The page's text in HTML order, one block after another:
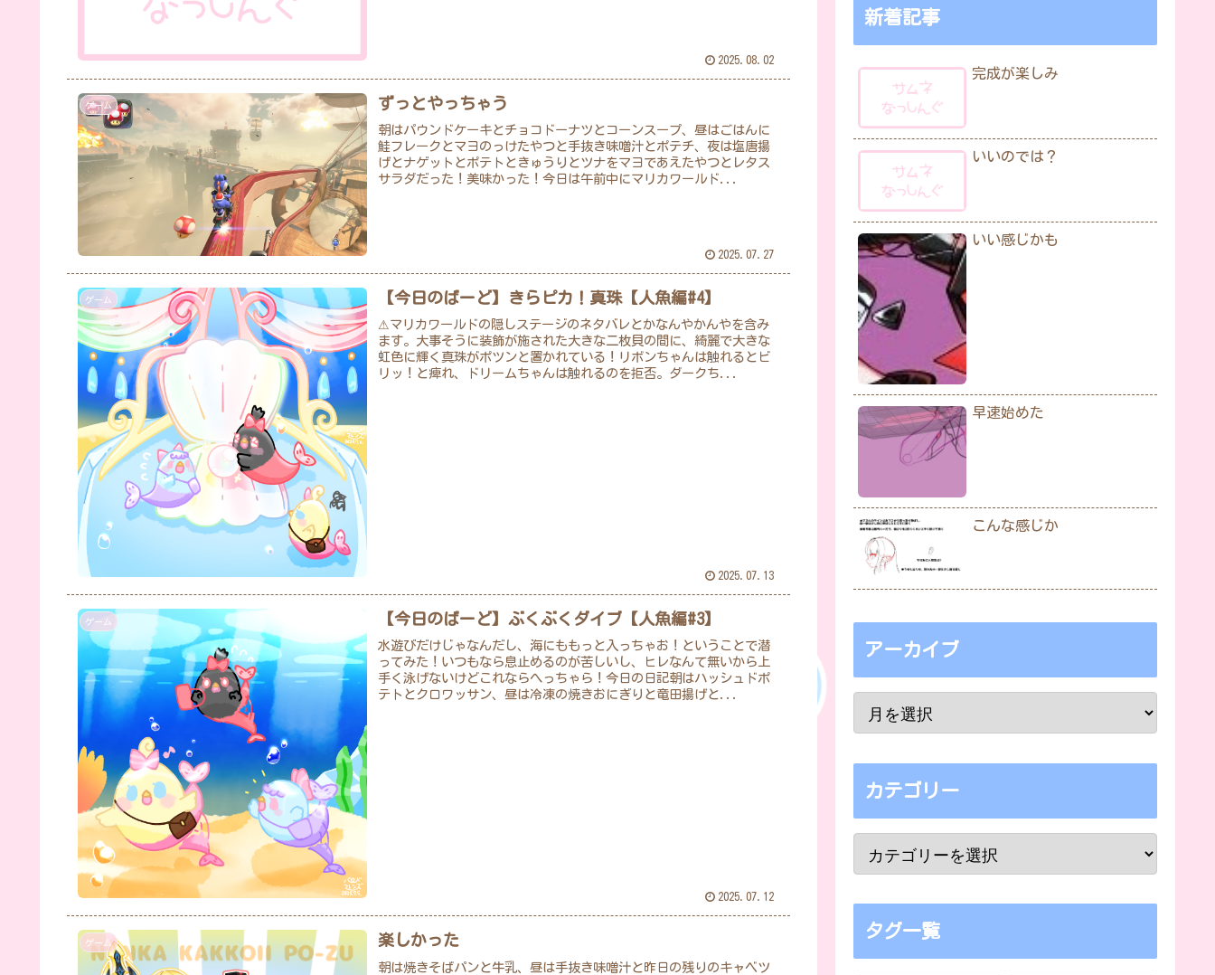
2025.08.02
ゲーム ずっとやっちゃう
朝はパウンドケーキとチョコドーナツとコーンスープ、昼はごはんに
鮭フレークとマヨのっけたやつと手抜き味噌汁とポテチ、夜は塩唐揚
げとナゲットとポテトときゅうりとツナをマヨであえたやつとレタス
サラダだった！美味かった！今日は午前中にマリカワールド...
2025.07.27
ゲーム 【今日のばーど】きらピカ！真珠【人魚編#4】
⚠マリカワールドの隠しステージのネタバレとかなんやかんやを含み
ます。大事そうに装飾が施された大きな二枚貝の間に、綺麗で大きな
虹色に輝く真珠がポツンと置かれている！リボンちゃんは触れるとビ
リッ！と痺れ、ドリームちゃんは触れるのを拒否。ダークち...
2025.07.13
ゲーム 【今日のばーど】ぶくぶくダイブ【人魚編#3】
水遊びだけじゃなんだし、海にももっと入っちゃお！ということで潜
ってみた！いつもなら息止めるのが苦しいし、ヒレなんて無いから上
手く泳げないけどこれならへっちゃら！今日の日記朝はハッシュドポ
テトとクロワッサン、昼は冷凍の焼きおにぎりと竜田揚げと...
2025.07.12
ゲーム 楽しかった
朝は焼きそばパンと牛乳、昼は手抜き味噌汁と昨日の残りのキャベツ
新着記事
完成が楽しみ
いいのでは？
いい感じかも
早速始めた
こんな感じか
アーカイブ
カテゴリー
タグ一覧